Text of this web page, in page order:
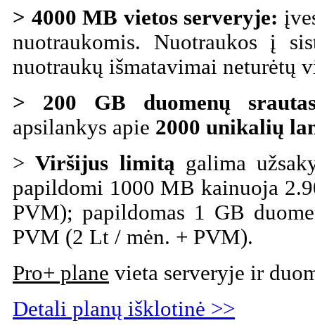
> 4000 MB vietos serveryje:
nuotraukomis. Nuotraukos į
nuotraukų išmatavimai neturėtų
> 200 GB
duomenų
apsilankys apie 2000 unikalių
>Viršijus limitą galima
papildomi 1000 MB kainuoja
PVM); papildomas 1 GB
PVM (2 Lt / mėn. + PVM).
Pro+ plane vieta serveryje ir
Detali planų išklotinė >>